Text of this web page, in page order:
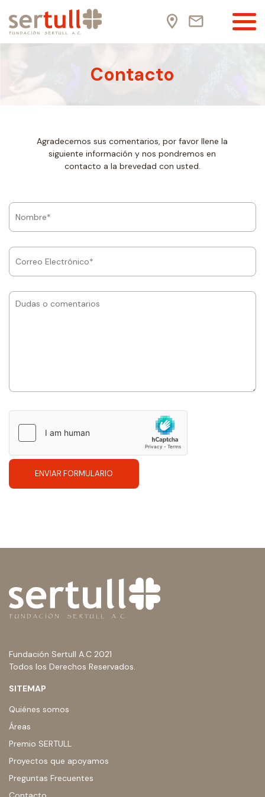
Contacto
Agradecemos sus comentarios, por favor llene la
siguiente información y nos pondremos en
contacto a la brevedad con usted.
Fundación Sertull A.C 2021
Todos los Derechos Reservados.
SITEMAP
Quiénes somos
Áreas
Premio SERTULL
Proyectos que apoyamos
Preguntas Frecuentes